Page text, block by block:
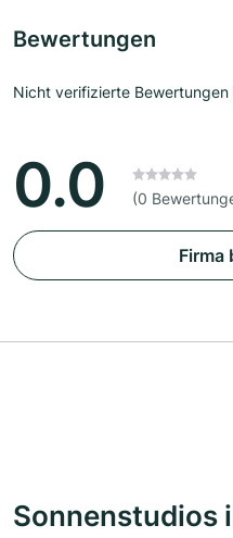
Bewertungen
Nicht verifizierte Bewertungen
0.0 (0
Firma
Sonnenstudios